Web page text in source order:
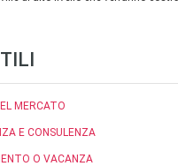
MERCATO
E CONSULENZA
O VACANZA